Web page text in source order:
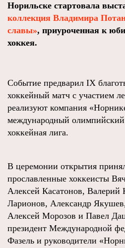
Норильске стартовала
коллекция Владимира
славы», приуроченная к
хоккея.
Событие предварил IX
хоккейный матч с участием
реализуют компания
международный
хоккейная лига.
В церемонии открытия
прославленные хоккеисты
Алексей Касатонов, Валерий
Ларионов, Александр
Алексей Морозов и Павел
президент Международной
Фазель и руководители